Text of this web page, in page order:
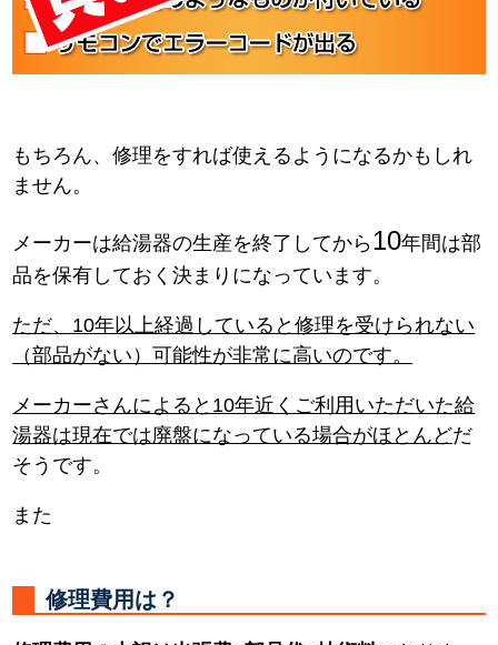
もちろん、修理をすれば使えるようになるかもしれ
ません。
メーカーは給湯器の生産を終了してから10年間は部
品を保有しておく決まりになっています。
ただ、10年以上経過していると修理を受けられない
（部品がない）可能性が非常に高いのです。
メーカーさんによると10年近くご利用いただいた給
湯器は現在では廃盤になっている場合がほとんどだ
そうです。
また
修理費用は？